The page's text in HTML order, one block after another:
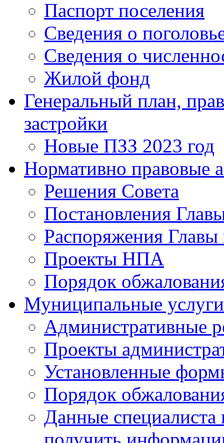
Паспорт поселения
Сведения о
Сведения о
Жилой фонд
Генеральный план,
застройки
Новые ПЗЗ 2023 год
Нормативно правовые
Решения Совета
Постановления
Распоряжения Главы
Проекты НПА
Порядок
Муниципальные услуги
Административные
Проекты
Установленные
Порядок
Данные